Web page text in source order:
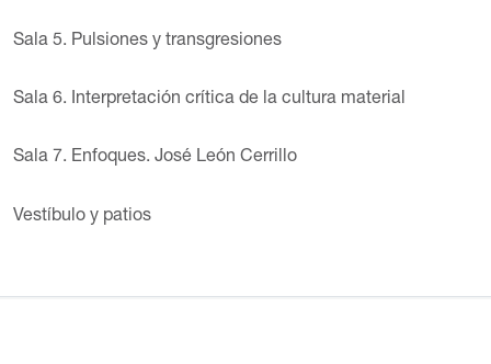
Sala 5. Pulsiones y transgresiones
Sala 6. Interpretación crítica de la cultura material
Sala 7. Enfoques. José León Cerrillo
Vestíbulo y patios